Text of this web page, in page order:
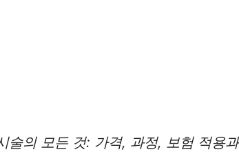
술의 모든 것: 가격, 과정, 보험 적용과